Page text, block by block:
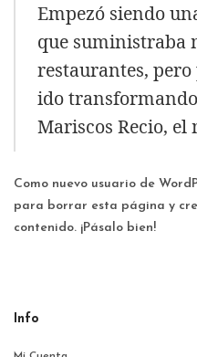
Empezó siendo
que suministraba
restaurantes, pero
ido
Mariscos Recio,
Como nuevo usuario de
para borrar esta página y
contenido. ¡Pásalo bien!
Info